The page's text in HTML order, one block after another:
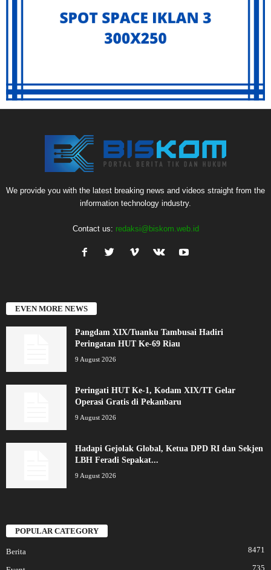
We provide you with the latest breaking news and videos straight from the
information technology industry.
Contact us: redaksi@biskom.web.id
EVEN MORE NEWS
Pangdam XIX/Tuanku Tambusai Hadiri
Peringatan HUT Ke-69 Riau
9 August 2026
Peringati HUT Ke-1, Kodam XIX/TT Gelar
Operasi Gratis di Pekanbaru
9 August 2026
Hadapi Gejolak Global, Ketua DPD RI dan Sekjen
LBH Feradi Sepakat...
9 August 2026
POPULAR CATEGORY
Berita 8471
735